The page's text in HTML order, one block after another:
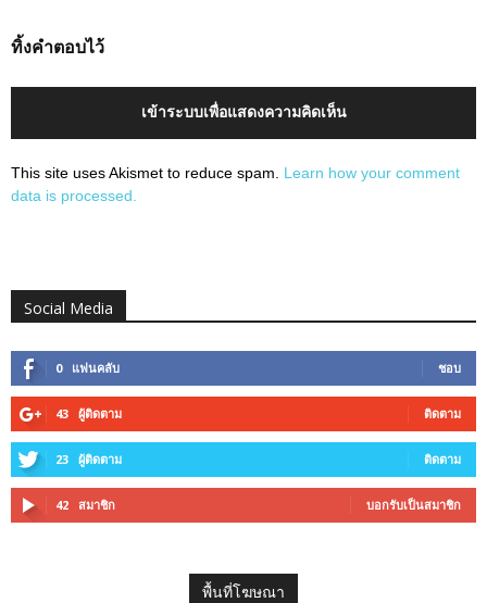
ทิ้งคำตอบไว้
เข้าระบบเพื่อแสดงความคิดเห็น
This site uses Akismet to reduce spam. Learn how your comment
data is processed.
Social Media
0 แฟนคลับ ชอบ
43 ผู้ติดตาม ติดตาม
23 ผู้ติดตาม ติดตาม
42 สมาชิก บอกรับเป็นสมาชิก
พื้นที่โฆษณา